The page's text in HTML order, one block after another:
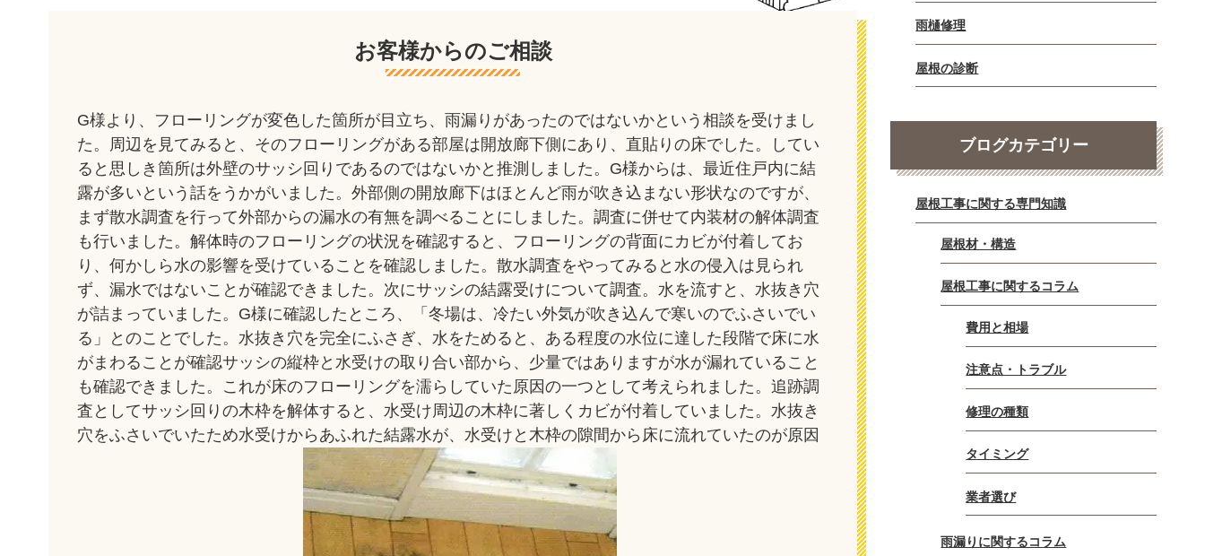
お客様からのご相談
G様より、フローリングが変色した箇所が目立ち、雨漏りがあったのではないかという相談を受けまし
た。周辺を見てみると、そのフローリングがある部屋は開放廊下側にあり、直貼りの床でした。してい
ると思しき箇所は外壁のサッシ回りであるのではないかと推測しました。G様からは、最近住戸内に結
露が多いという話をうかがいました。外部側の開放廊下はほとんど雨が吹き込まない形状なのですが、
まず散水調査を行って外部からの漏水の有無を調べることにしました。調査に併せて内装材の解体調査
も行いました。解体時のフローリングの状況を確認すると、フローリングの背面にカビが付着してお
り、何かしら水の影響を受けていることを確認しました。散水調査をやってみると水の侵入は見られ
ず、漏水ではないことが確認できました。次にサッシの結露受けについて調査。水を流すと、水抜き穴
が詰まっていました。G様に確認したところ、「冬場は、冷たい外気が吹き込んで寒いのでふさいでい
る」とのことでした。水抜き穴を完全にふさぎ、水をためると、ある程度の水位に達した段階で床に水
がまわることが確認サッシの縦枠と水受けの取り合い部から、少量ではありますが水が漏れていること
も確認できました。これが床のフローリングを濡らしていた原因の一つとして考えられました。追跡調
査としてサッシ回りの木枠を解体すると、水受け周辺の木枠に著しくカビが付着していました。水抜き
穴をふさいでいたため水受けからあふれた結露水が、水受けと木枠の隙間から床に流れていたのが原因
雨樋修理
屋根の診断
ブログカテゴリー
屋根工事に関する専門知識
屋根材・構造
屋根工事に関するコラム
費用と相場
注意点・トラブル
修理の種類
タイミング
業者選び
雨漏りに関するコラム